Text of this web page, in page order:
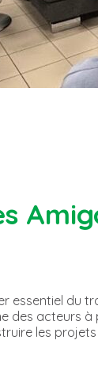
essentiel du
des acteurs
les